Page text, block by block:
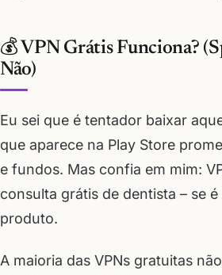
💰 VPN Grátis Funciona?
Não)
Eu sei que é tentador baixar
que aparece na Play Store
e fundos. Mas confia em mim:
consulta grátis de dentista – se
produto.
A maioria das VPNs gratuitas